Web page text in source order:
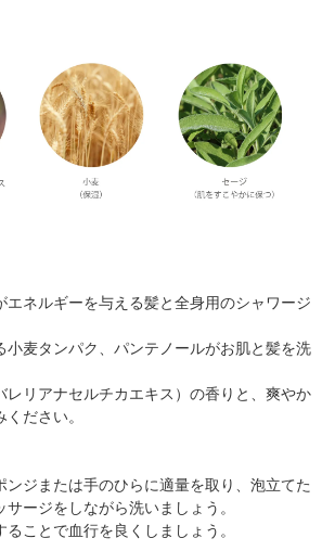
エネルギーを与える髪と全身用のシャワージ
小麦タンパク、パンテノールがお肌と髪を洗
レリアナセルチカエキス）の香りと、爽やか
ださい。
ンジまたは手のひらに適量を取り、泡立てた
ージをしながら洗いましょう。
ことで血行を良くしましょう。